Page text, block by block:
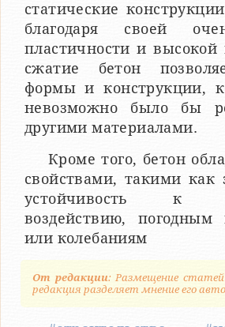
статические
благодаря своей
пластичности и высокой
сжатие бетон
формы и конструкции,
невозможно было бы
другими материалами.
Кроме того, бетон
свойствами, такими как
устойчивость к
воздействию, погодным
или колебаниям
От редакции: Размещение
редакция разделяет мнение его